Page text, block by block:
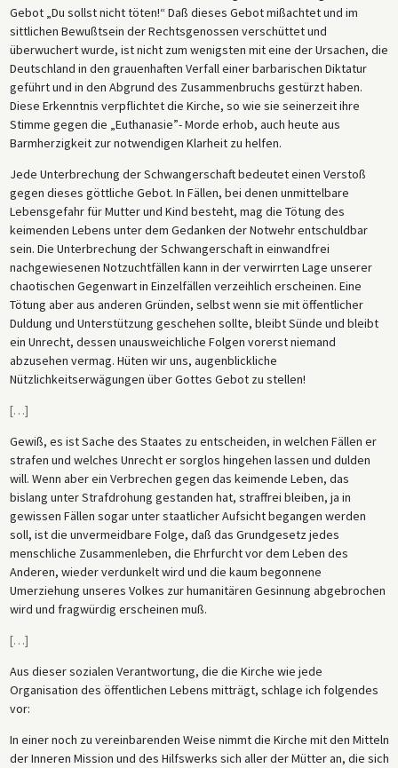
Gebot „Du sollst nicht töten!“ Daß dieses Gebot mißachtet und im
sittlichen Bewußtsein der Rechtsgenossen verschüttet und
überwuchert wurde, ist nicht zum wenigsten mit eine der Ursachen, die
Deutschland in den grauenhaften Verfall einer barbarischen Diktatur
geführt und in den Abgrund des Zusammenbruchs gestürzt haben.
Diese Erkenntnis verpflichtet die Kirche, so wie sie seinerzeit ihre
Stimme gegen die „Euthanasie”- Morde erhob, auch heute aus
Barmherzigkeit zur notwendigen Klarheit zu helfen.
Jede Unterbrechung der Schwangerschaft bedeutet einen Verstoß
gegen dieses göttliche Gebot. In Fällen, bei denen unmittelbare
Lebensgefahr für Mutter und Kind besteht, mag die Tötung des
keimenden Lebens unter dem Gedanken der Notwehr entschuldbar
sein. Die Unterbrechung der Schwangerschaft in einwandfrei
nachgewiesenen Notzuchtfällen kann in der verwirrten Lage unserer
chaotischen Gegenwart in Einzelfällen verzeihlich erscheinen. Eine
Tötung aber aus anderen Gründen, selbst wenn sie mit öffentlicher
Duldung und Unterstützung geschehen sollte, bleibt Sünde und bleibt
ein Unrecht, dessen unausweichliche Folgen vorerst niemand
abzusehen vermag. Hüten wir uns, augenblickliche
Nützlichkeitserwägungen über Gottes Gebot zu stellen!
[…]
Gewiß, es ist Sache des Staates zu entscheiden, in welchen Fällen er
strafen und welches Unrecht er sorglos hingehen lassen und dulden
will. Wenn aber ein Verbrechen gegen das keimende Leben, das
bislang unter Strafdrohung gestanden hat, straffrei bleiben, ja in
gewissen Fällen sogar unter staatlicher Aufsicht begangen werden
soll, ist die unvermeidbare Folge, daß das Grundgesetz jedes
menschliche Zusammenleben, die Ehrfurcht vor dem Leben des
Anderen, wieder verdunkelt wird und die kaum begonnene
Umerziehung unseres Volkes zur humanitären Gesinnung abgebrochen
wird und fragwürdig erscheinen muß.
[…]
Aus dieser sozialen Verantwortung, die die Kirche wie jede
Organisation des öffentlichen Lebens mitträgt, schlage ich folgendes
vor:
In einer noch zu vereinbarenden Weise nimmt die Kirche mit den Mitteln
der Inneren Mission und des Hilfswerks sich aller der Mütter an, die sich